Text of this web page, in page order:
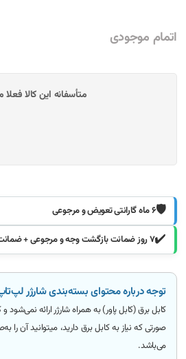
اتمام موجودی
متأسفانه این کالا
🛡️۶ ماه گارانتی تعویض و مرجوعی
✔️۷ روز ضمانت بازگشت وجه و مرجوعی + ضمانت ترب
توجه درباره محتوای بسته‌بندی شارژر
کابل برق (کابل پاور)به همراه شارژر ارائه نمی‌شود و
صورتی که نیاز به کابل برق دارید، میتوانید آن را
می‌باشد.